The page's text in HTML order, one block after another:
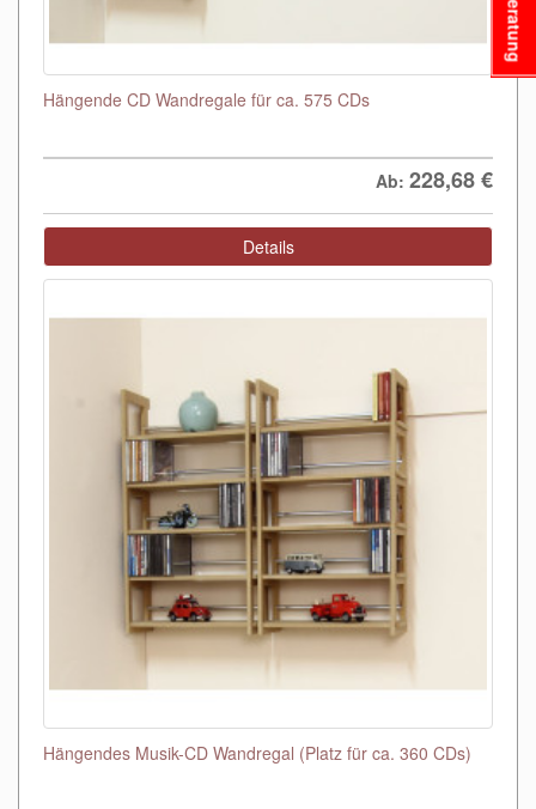
Hängende CD Wandregale für ca. 575 CDs
Ab: 228,68€
Details
Hängendes Musik-CD Wandregal (Platz für ca. 360 CDs)
Beratung